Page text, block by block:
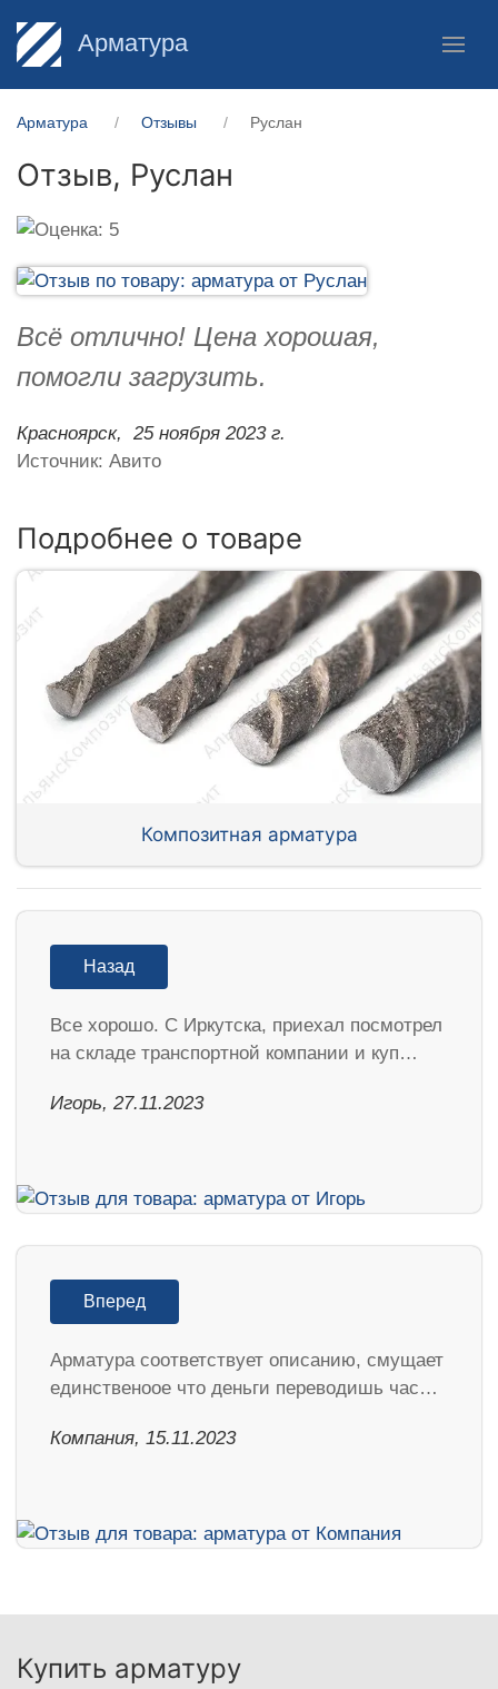
Арматура
Арматура Отзывы Руслан
Отзыв, Руслан
Всё отлично! Цена хорошая,
помогли загрузить.
Красноярск,
25 ноября 2023 г.
Источник: Авито
Подробнее о товаре
Композитная арматура
Назад
Все хорошо. С Иркутска, приехал посмотрел
на складе транспортной компании и куп…
Игорь, 27.11.2023
Вперед
Арматура соответствует описанию, смущает
единственоое что деньги переводишь час…
Компания, 15.11.2023
Купить арматуру